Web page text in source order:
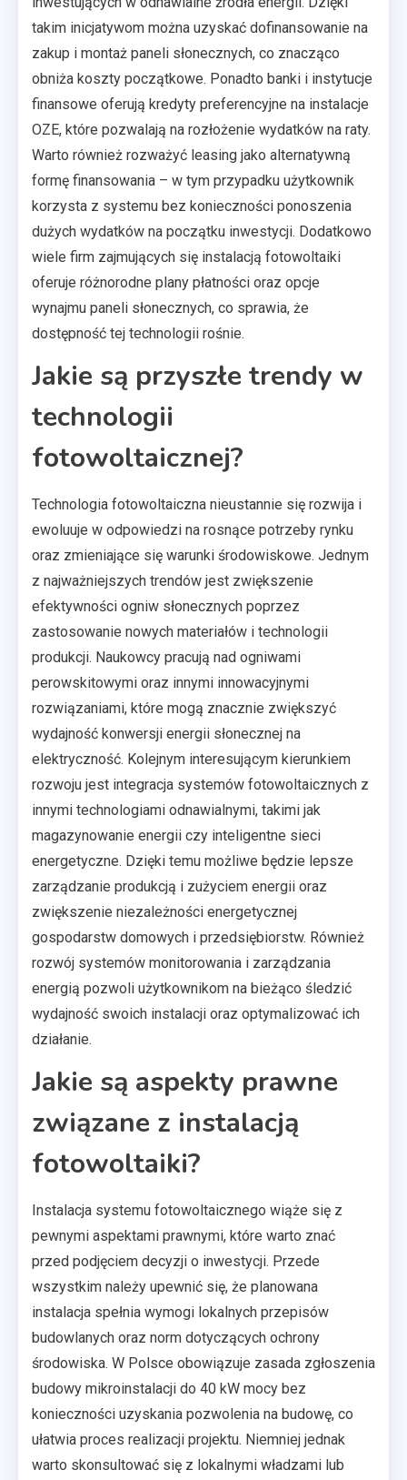
takim inicjatywom można uzyskać dofinansowanie na
zakup i montaż paneli słonecznych, co znacząco
obniża koszty początkowe. Ponadto banki i instytucje
finansowe oferują kredyty preferencyjne na instalacje
OZE, które pozwalają na rozłożenie wydatków na raty.
Warto również rozważyć leasing jako alternatywną
formę finansowania – w tym przypadku użytkownik
korzysta z systemu bez konieczności ponoszenia
dużych wydatków na początku inwestycji. Dodatkowo
wiele firm zajmujących się instalacją fotowoltaiki
oferuje różnorodne plany płatności oraz opcje
wynajmu paneli słonecznych, co sprawia, że
dostępność tej technologii rośnie.
Jakie są przyszłe trendy w
technologii
fotowoltaicznej?
Technologia fotowoltaiczna nieustannie się rozwija i
ewoluuje w odpowiedzi na rosnące potrzeby rynku
oraz zmieniające się warunki środowiskowe. Jednym
z najważniejszych trendów jest zwiększenie
efektywności ogniw słonecznych poprzez
zastosowanie nowych materiałów i technologii
produkcji. Naukowcy pracują nad ogniwami
perowskitowymi oraz innymi innowacyjnymi
rozwiązaniami, które mogą znacznie zwiększyć
wydajność konwersji energii słonecznej na
elektryczność. Kolejnym interesującym kierunkiem
rozwoju jest integracja systemów fotowoltaicznych z
innymi technologiami odnawialnymi, takimi jak
magazynowanie energii czy inteligentne sieci
energetyczne. Dzięki temu możliwe będzie lepsze
zarządzanie produkcją i zużyciem energii oraz
zwiększenie niezależności energetycznej
gospodarstw domowych i przedsiębiorstw. Również
rozwój systemów monitorowania i zarządzania
energią pozwoli użytkownikom na bieżąco śledzić
wydajność swoich instalacji oraz optymalizować ich
działanie.
Jakie są aspekty prawne
związane z instalacją
fotowoltaiki?
Instalacja systemu fotowoltaicznego wiąże się z
pewnymi aspektami prawnymi, które warto znać
przed podjęciem decyzji o inwestycji. Przede
wszystkim należy upewnić się, że planowana
instalacja spełnia wymogi lokalnych przepisów
budowlanych oraz norm dotyczących ochrony
środowiska. W Polsce obowiązuje zasada zgłoszenia
budowy mikroinstalacji do 40 kW mocy bez
konieczności uzyskania pozwolenia na budowę, co
ułatwia proces realizacji projektu. Niemniej jednak
warto skonsultować się z lokalnymi władzami lub